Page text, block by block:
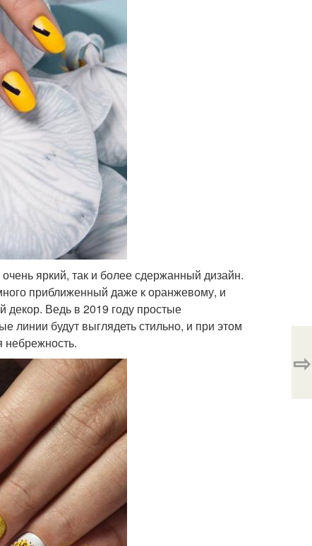
яркий, так и более сдержанный дизайн.
приближенный даже к оранжевому, и
декор. Ведь в 2019 году простые
будут выглядеть стильно, и при этом
небрежность.
⇨